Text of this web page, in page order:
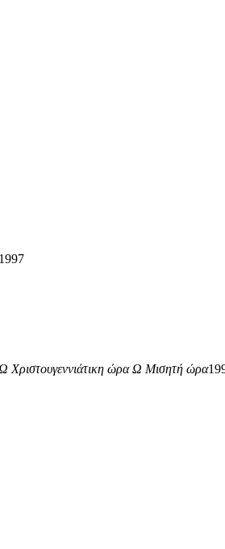
Χριστουγεννιάτικη ώρα Ω Μισητή ώρα